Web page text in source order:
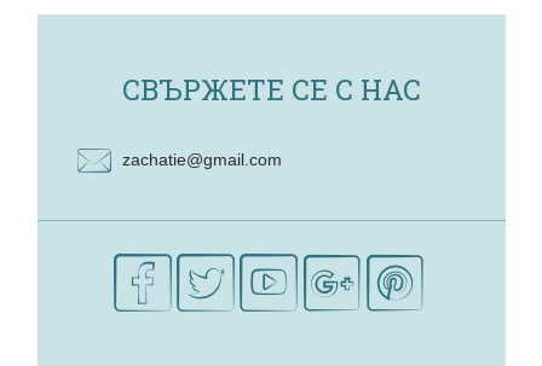
СВЪРЖЕТЕ СЕ С НАС
zachatie@gmail.com